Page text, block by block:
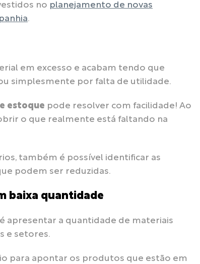
no planejamento de novas
.
em excesso e acabam tendo que
simplesmente por falta de utilidade.
estoque pode resolver com facilidade! Ao
o que realmente está faltando na
também é possível identificar as
podem ser reduzidas.
baixa quantidade
é apresentar a quantidade de materiais
e setores.
para apontar os produtos que estão em